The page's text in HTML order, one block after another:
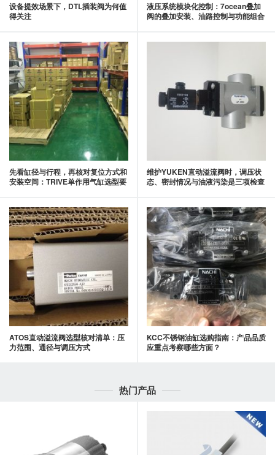
设备提效场景下，DTL插装阀为何值
得关注
液压系统模块化控制：7ocean叠加
阀的叠加安装、油路控制与功能组合
先看缸径与行程，再核对复位方式和
安装空间：TRIVE单作用气缸选型要
维护YUKEN直动溢流阀时，调压状
态、密封情况与油液污染是三项检查
ATOS直动溢流阀选型核对清单：压
力范围、通径与调压方式
KCC不锈钢油缸选购指南：产品品质
应重点考察哪些方面？
热门产品